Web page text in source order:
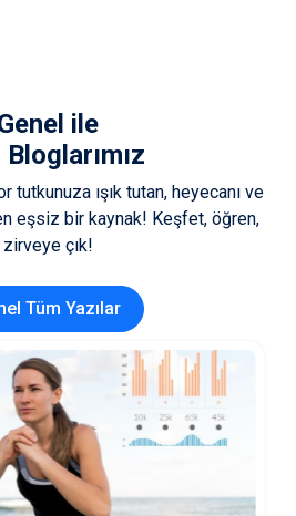
ile
tutkunuza ışık tutan, heyecanı ve
eşsiz bir kaynak! Keşfet, öğren,
zirveye çık!
Tüm Yazılar